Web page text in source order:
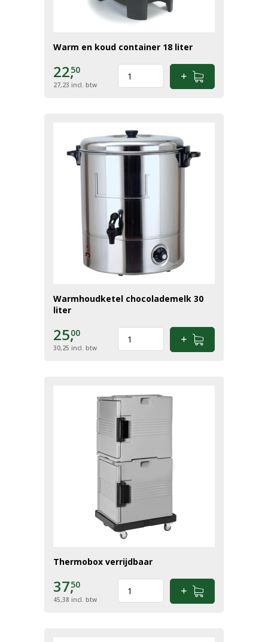
Warm en koud container 18 liter
22,50
27,23 incl. btw
Warmhoudketel chocolademelk 30
liter
25,00
30,25 incl. btw
Thermobox verrijdbaar
37,50
45,38 incl. btw